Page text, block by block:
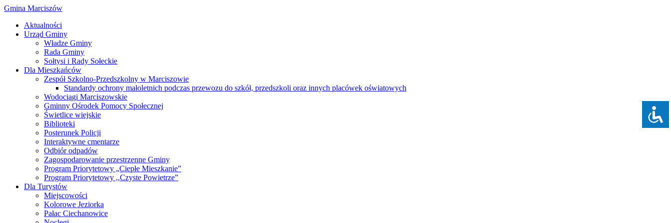
Gmina Marciszów
Aktualności
Urząd Gminy
Władze Gminy
Rada Gminy
Sołtysi i Rady Sołeckie
Dla Mieszkańców
Zespół Szkolno-Przedszkolny w Marciszowie
Standardy ochrony małoletnich podczas przewozu do szkół, przedszkoli oraz innych placówek oświatowych
Wodociągi Marciszowskie
Gminny Ośrodek Pomocy Społecznej
Świetlice wiejskie
Biblioteki
Posterunek Policji
Interaktywne cmentarze
Odbiór odpadów
Zagospodarowanie przestrzenne Gminy
Program Priorytetowy „Ciepłe Mieszkanie”
Program Priorytetowy ,,Czyste Powietrze”
Dla Turystów
Miejscowości
Kolorowe Jeziorka
Pałac Ciechanowice